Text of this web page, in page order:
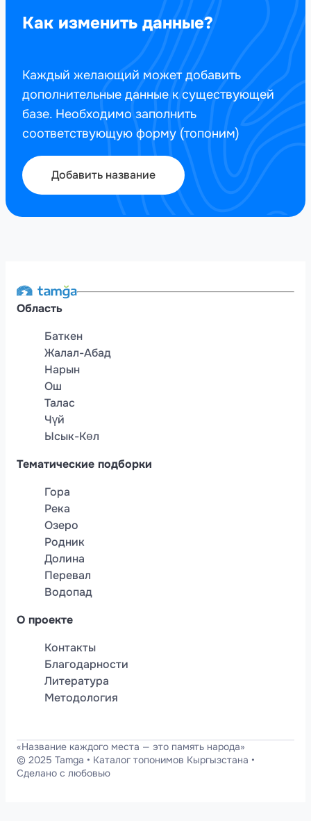
Как изменить данные?
Каждый желающий может добавить
дополнительные данные к существующей
базе. Необходимо заполнить
соответствующую форму (топоним)
Добавить название
Область
Баткен
Жалал-Абад
Нарын
Ош
Талас
Чүй
Ысык-Көл
Тематические подборки
Гора
Река
Озеро
Родник
Долина
Перевал
Водопад
О проекте
Контакты
Благодарности
Литература
Методология
«Название каждого места — это память народа»
© 2025 Tamga • Каталог топонимов Кыргызстана •
Сделано с любовью